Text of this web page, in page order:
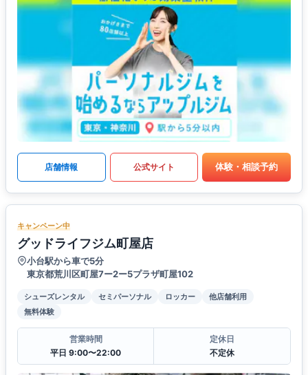
店舗情報 公式サイト 体験・相談予約
キャンペーン中
グッドライフジム町屋店
小台駅から車で5分
東京都荒川区町屋7ー2ー5プラザ町屋102
シューズレンタル セミパーソナル ロッカー
他店舗利用
無料体験
営業時間
平日 9:00〜22:00
定休日
不定休